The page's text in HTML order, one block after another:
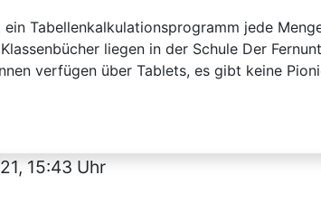
Tabellenkalkulationsprogramm jede
liegen in der Schule Der
verfügen über Tablets, es gibt keine
15:43 Uhr